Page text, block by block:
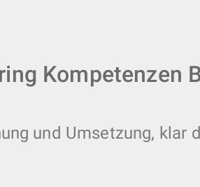
Kompetenzen
und Umsetzung, klar